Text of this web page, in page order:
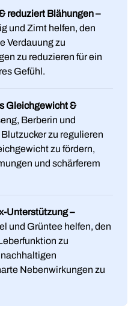
reduziert Blähungen –
und Zimt helfen, den
Verdauung zu
zu reduzieren für ein
Gefühl.
Gleichgewicht &
Berberin und
zu regulieren
zu fördern,
und schärferem
Unterstützung –
und Grüntee helfen, den
zu
Nebenwirkungen zu